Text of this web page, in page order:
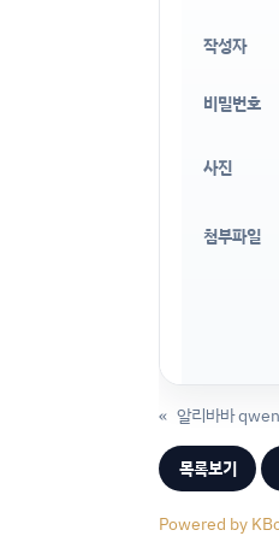
작성자
비밀번호
사진
첨부파일
« 알리바바
목록보기
Powered by